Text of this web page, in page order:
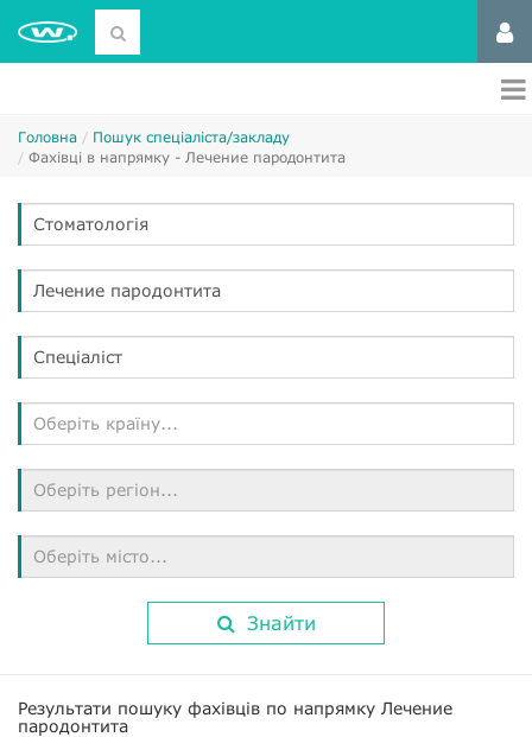
Головна
Пошук спеціаліста/закладу
Фахівці в напрямку - Лечение пародонтита
Стоматологія
Лечение пародонтита
Спеціаліст
Оберіть країну...
Оберіть регіон...
Оберіть місто...
Знайти
Результати пошуку фахівців по напрямку Лечение
пародонтита